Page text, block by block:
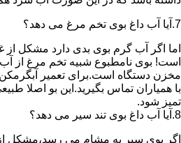
7.آیا آب داغ بوی تخم مرغ می دهد؟
اما اگر آب گرم بوی بدی دارد مشکل از
است! بوی نامطبوع شبیه تخم مرغ از آب
مخزن دستگاه است.برای تعمیر
با همیاران تماس بگیرید.این بو اصلا
تمیز شود.
8.آیا آب داغ بوی تند سیر می دهد؟
اگر بوی سیر به مشام می رسد،مشکل